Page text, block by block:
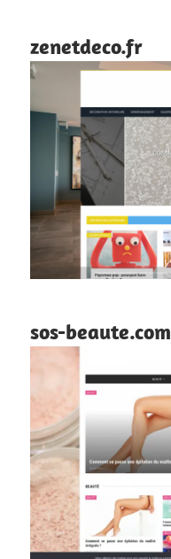
zenetdeco.fr
sos-beaute.com